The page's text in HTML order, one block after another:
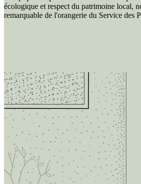
écologique et respect du patrimoine local,
remarquable de l'orangerie du Service des